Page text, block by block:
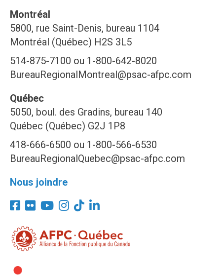
Montréal
5800, rue Saint-Denis, bureau 1104
Montréal (Québec) H2S 3L5
514-875-7100 ou 1-800-642-8020
BureauRegionalMontreal@psac-afpc.com
Québec
5050, boul. des Gradins, bureau 140
Québec (Québec) G2J 1P8
418-666-6500 ou 1-800-566-6530
BureauRegionalQuebec@psac-afpc.com
Nous joindre